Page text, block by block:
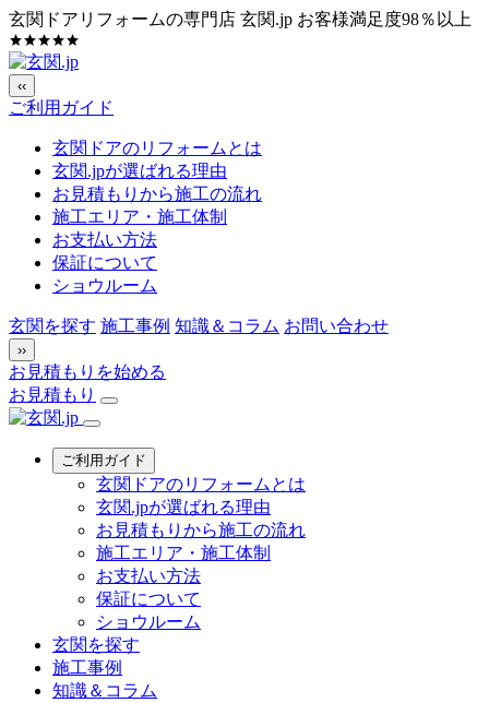
玄関ドアリフォームの専門店 玄関.jp お客様満足度98％以上
‹‹
ご利用ガイド
玄関ドアのリフォームとは
玄関.jpが選ばれる理由
お見積もりから施工の流れ
施工エリア・施工体制
お支払い方法
保証について
ショウルーム
玄関を探す 施工事例 知識＆コラム お問い合わせ
››
お見積もりを始める
お見積もり
ご利用ガイド
玄関ドアのリフォームとは
玄関.jpが選ばれる理由
お見積もりから施工の流れ
施工エリア・施工体制
お支払い方法
保証について
ショウルーム
玄関を探す
施工事例
知識＆コラム